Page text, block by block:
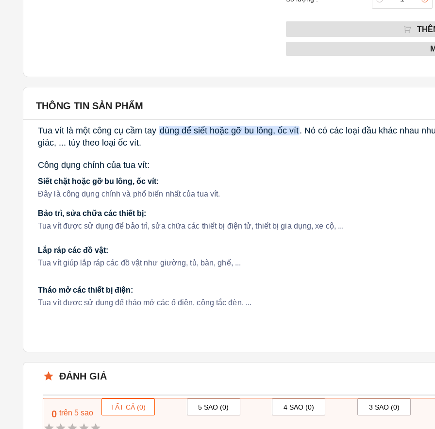
THÔNG TIN SẢN PHẨM
Tua vít là một công cụ cầm tay dùng để siết hoặc gỡ bu lông, ốc vít. Nó có các loại đầu khác nhau
giác, ... tùy theo loại ốc vít.
Công dụng chính của tua vít:
Siết chặt hoặc gỡ bu lông, ốc vít:
Đây là công dụng chính và phổ biến nhất của tua vít.
Bảo trì, sửa chữa các thiết bị:
Tua vít được sử dụng để bảo trì, sửa chữa các thiết bị điện tử, thiết bị gia dụng, xe cộ, ...
Lắp ráp các đồ vật:
Tua vít giúp lắp ráp các đồ vật như giường, tủ, bàn, ghế, ...
Tháo mở các thiết bị điện:
Tua vít được sử dụng để tháo mở các ổ điện, công tắc đèn, ...
ĐÁNH GIÁ
0 trên 5 sao
TẤT CẢ (0) 5 SAO (0) 4 SAO (0) 3 SAO (0)